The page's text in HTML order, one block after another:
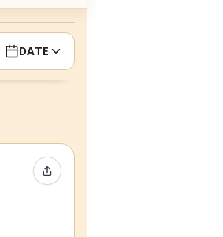
DATE
Partager l’événement